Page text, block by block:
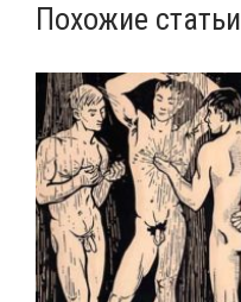
Похожие статьи